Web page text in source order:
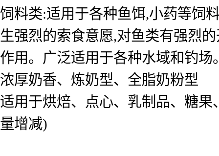
饲料类:适用于各种鱼饵,小药等饲
生强烈的索食意愿,对鱼类有强烈
作用。广泛适用于各种水域和钓场
浓厚奶香、炼奶型、全脂奶粉型
适用于烘焙、点心、乳制品、糖果
量增减)